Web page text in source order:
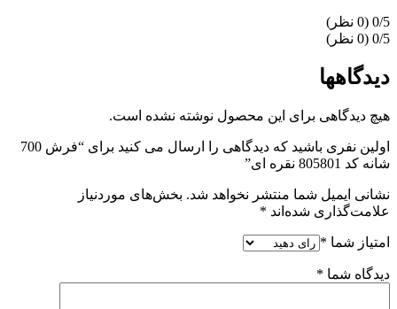
‫0/5
‫0/5
دیدگاهها
هیچ دیدگاهی برای این محصول نوشته نشده است.
اولین نفری باشید که دیدگاهی را ارسال می کنید برای “فرش 700
شانه کد 805801 نقره ای”
نشانی ایمیل شما منتشر نخواهد شد. بخش‌های موردنیاز
علامت‌گذاری شده‌اند *
امتیاز شما *
دیدگاه شما *